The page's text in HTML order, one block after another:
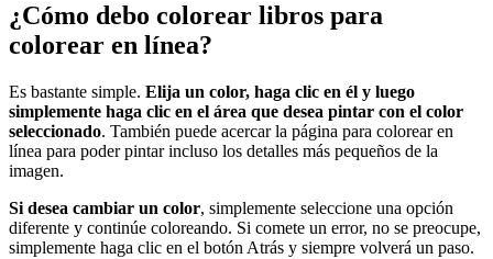
¿Cómo debo colorear libros para
colorear en línea?
Es bastante simple. Elija un color, haga clic en él y luego
simplemente haga clic en el área que desea pintar con el color
seleccionado. También puede acercar la página para colorear en
línea para poder pintar incluso los detalles más pequeños de la
imagen.
Si desea cambiar un color, simplemente seleccione una opción
diferente y continúe coloreando. Si comete un error, no se preocupe,
simplemente haga clic en el botón Atrás y siempre volverá un paso.